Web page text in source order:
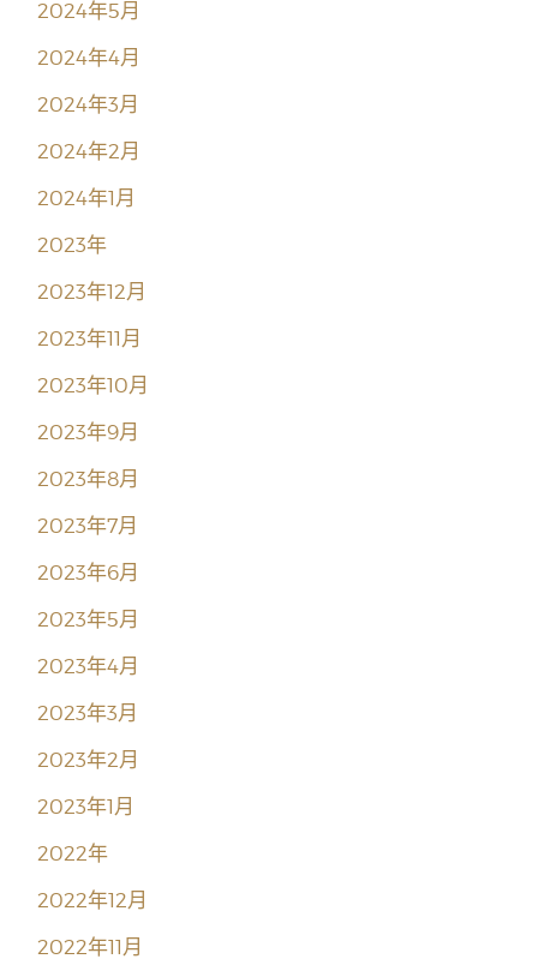
2024年5月
2024年4月
2024年3月
2024年2月
2024年1月
2023年
2023年12月
2023年11月
2023年10月
2023年9月
2023年8月
2023年7月
2023年6月
2023年5月
2023年4月
2023年3月
2023年2月
2023年1月
2022年
2022年12月
2022年11月